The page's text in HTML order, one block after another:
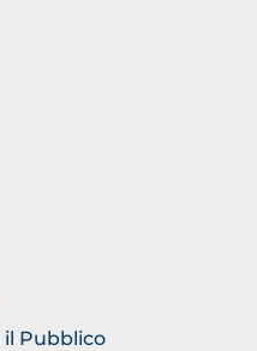
il Pubblico